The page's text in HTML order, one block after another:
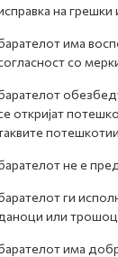
на
има
со
откријат
не е
ги
даноци или
има